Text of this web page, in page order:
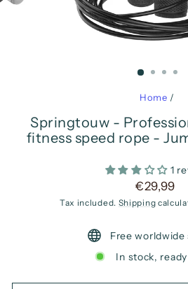
Home /
Springtouw -
fitness speed rope -
1
Regular
price
€29,99
Tax included. Shipping
Free worldwide
In stock,